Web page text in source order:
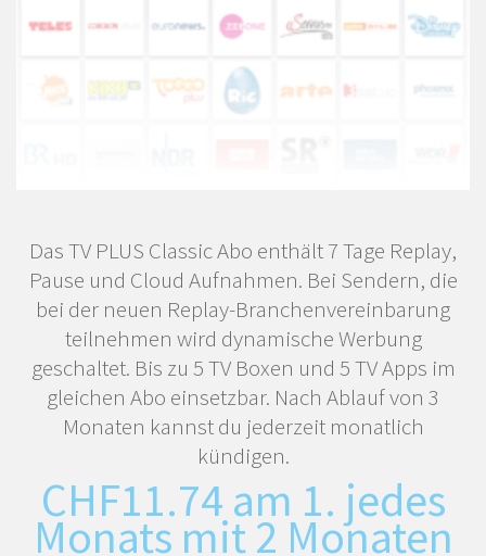
Das TV PLUS Classic Abo enthält 7 Tage Replay,
Pause und Cloud Aufnahmen. Bei Sendern, die
bei der neuen Replay-Branchenvereinbarung
teilnehmen wird dynamische Werbung
geschaltet. Bis zu 5 TV Boxen und 5 TV Apps im
gleichen Abo einsetzbar. Nach Ablauf von 3
Monaten kannst du jederzeit monatlich
kündigen.
CHF11.74 am 1. jedes
Monats mit 2 Monaten